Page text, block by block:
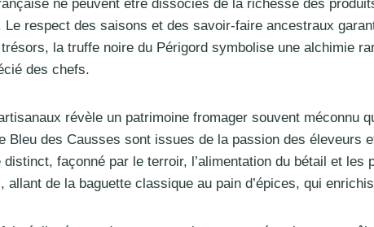
ne peuvent être dissociés de la richesse des
respect des saisons et des savoir-faire ancestraux
la truffe noire du Périgord symbolise une alchimie
des chefs.
révèle un patrimoine fromager souvent méconnu
Bleu des Causses sont issues de la passion des éleveurs
façonné par le terroir, l’alimentation du bétail et
de la baguette classique au pain d’épices, qui